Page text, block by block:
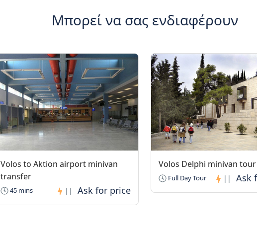
Μπορεί να σας ενδιαφέρουν
Volos to Aktion airport minivan
transfer
45 mins ||
Volos Delphi minivan tour
Full Day Tour ||